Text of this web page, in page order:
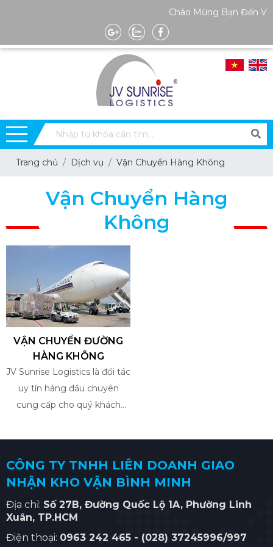
Chào Mừng Bạn Đến
Trang chủ Dịch vụ Vận Chuyển Hàng Không
Vận Chuyển Hàng
Không
VẬN CHUYỂN ĐƯỜNG
HÀNG KHÔNG
JV Sunrise Logistics là đối tác
uy tín hàng đầu chuyên
cung cấp cho quý khách
hàng không nhanh chóng từ
ngược lại. Nhờ vào kinh
nghiệm sâu sắc, đội ngũ
chuyên gia tận tụy và trình
độ chuyên môn cao, mạng
lưới đại lý năng động trên
CÔNG TY TNHH LIÊN DOANH GIAO
NHẬN KHO VẬN BÌNH MINH
Địa chỉ: Số 27B, Đường Quốc Lộ 1A, Phường Linh
Xuân, TP.HCM
Điện thoại: 0963 242 465 - (028) 37245996/997